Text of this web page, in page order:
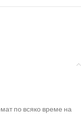
по всяко време на